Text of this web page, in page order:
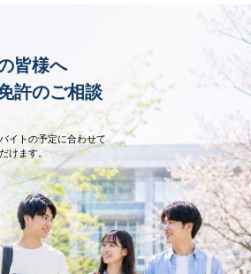
皆様へ
許のご相談
イトの予定に合わせて
けます。